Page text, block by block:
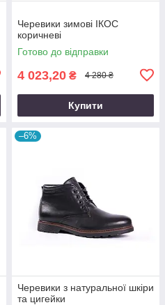
Черевики зимові ІКОС
коричневі
Готово до відправки
4 023,20 ₴ 4 280 ₴
Купити
–6%
Черевики з натуральної шкіри
та цигейки